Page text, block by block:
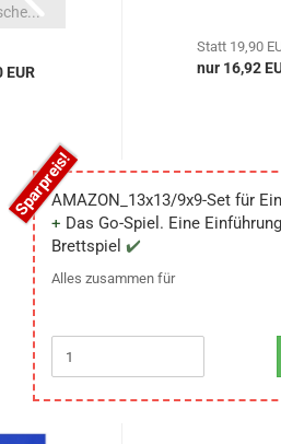
EUR
Statt 19,90
nur 16,92
AMAZON_13x13/9x9-Set für
Das Go-Spiel. Eine
Brettspiel
Alles zusammen für